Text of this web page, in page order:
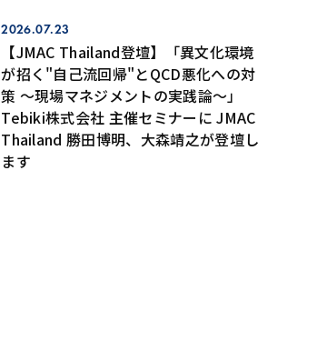
2026.07.23
【JMAC Thailand登壇】「異文化環境
が招く"自己流回帰"とQCD悪化への対
策 ～現場マネジメントの実践論～」
Tebiki株式会社 主催セミナーに JMAC
Thailand 勝田博明、大森靖之が登壇し
ます